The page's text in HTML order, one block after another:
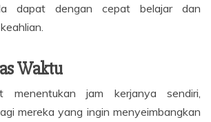
dapat dengan cepat belajar dan
Waktu
menentukan jam kerjanya sendiri,
mereka yang ingin menyeimbangkan